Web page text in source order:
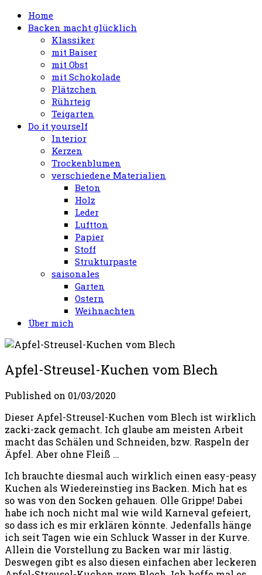
Home
Backen macht glücklich
Klassiker
mit Baiser
mit Obst
mit Schokolade
Plätzchen
Rührteig
Teigarten
Do it yourself
Interior
Kerzen
Trockenblumen
verschiedene Materialien
Beton
Holz
Leder
Luftton
Papier
Stoff
Strukturpaste
saisonales
Garten
Ostern
Weihnachten
Über mich
Apfel-Streusel-Kuchen vom Blech
Published on 01/03/2020
Dieser Apfel-Streusel-Kuchen vom Blech ist wirklich
zacki-zack gemacht. Ich glaube am meisten Arbeit
macht das Schälen und Schneiden, bzw. Raspeln der
Äpfel. Aber ohne Fleiß …
Ich brauchte diesmal auch wirklich einen easy-peasy
Kuchen als Wiedereinstieg ins Backen. Mich hat es
so was von den Socken gehauen. Olle Grippe! Dabei
habe ich noch nicht mal wie wild Karneval gefeiert,
so dass ich es mir erklären könnte. Jedenfalls hänge
ich seit Tagen wie ein Schluck Wasser in der Kurve.
Allein die Vorstellung zu Backen war mir lästig.
Deswegen gibt es also diesen einfachen aber leckeren